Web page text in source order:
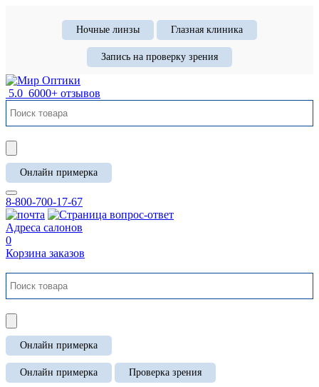
Ночные линзы Глазная клиника
Запись на проверку зрения
5.0 6000+ отзывов
Онлайн примерка
8-800-700-17-67
Адреса салонов
0
Корзина заказов
Онлайн примерка
Онлайн примерка Проверка зрения